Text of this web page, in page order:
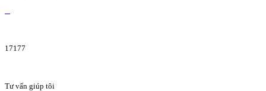
17177
Tư vấn giúp tôi